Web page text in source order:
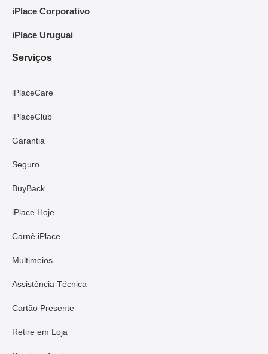
iPlace Corporativo
iPlace Uruguai
Serviços
iPlaceCare
iPlaceClub
Garantia
Seguro
BuyBack
iPlace Hoje
Carnê iPlace
Multimeios
Assistência Técnica
Cartão Presente
Retire em Loja